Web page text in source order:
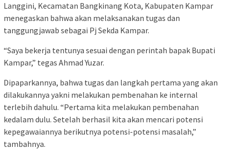
Langgini, Kecamatan Bangkinang Kota, Kabupaten Kampar
menegaskan bahwa akan melaksanakan tugas dan
tanggungjawab sebagai Pj Sekda Kampar.
“Saya bekerja tentunya sesuai dengan perintah bapak Bupati
Kampar,” tegas Ahmad Yuzar.
Dipaparkannya, bahwa tugas dan langkah pertama yang akan
dilakukannya yakni melakukan pembenahan ke internal
terlebih dahulu. “Pertama kita melakukan pembenahan
kedalam dulu. Setelah berhasil kita akan mencari potensi
kepegawaiannya berikutnya potensi-potensi masalah,”
tambahnya.